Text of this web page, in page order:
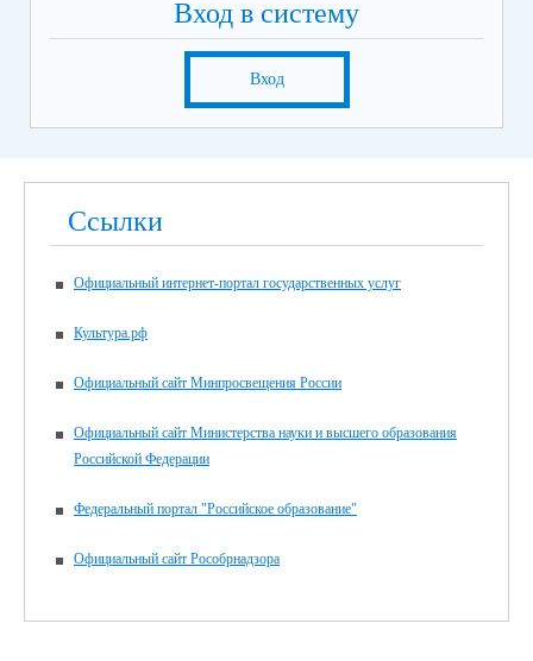
Вход в систему
Вход
Ссылки
Официальный интернет-портал государственных услуг
Культура.рф
Официальный сайт Минпросвещения России
Официальный сайт Министерства науки и высшего образования
Российской Федерации
Федеральный портал "Российское образование"
Официальный сайт Рособрнадзора